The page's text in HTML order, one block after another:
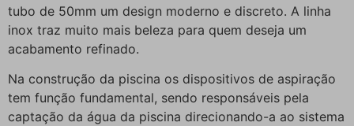
tubo de 50mm um design moderno e discreto. A linha
inox traz muito mais beleza para quem deseja um
acabamento refinado.
Na construção da piscina os dispositivos de aspiração
tem função fundamental, sendo responsáveis pela
captação da água da piscina direcionando-a ao sistema